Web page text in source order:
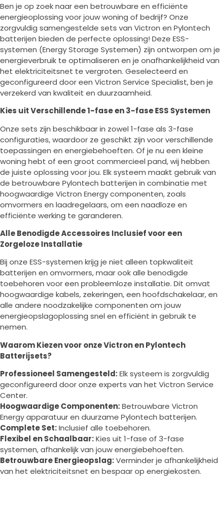
Ben je op zoek naar een betrouwbare en efficiënte
energieoplossing voor jouw woning of bedrijf? Onze
zorgvuldig samengestelde sets van Victron en Pylontech
batterijen bieden de perfecte oplossing! Deze ESS-
systemen (Energy Storage Systemen) zijn ontworpen om je
energieverbruik te optimaliseren en je onafhankelijkheid van
het elektriciteitsnet te vergroten. Geselecteerd en
geconfigureerd door een Victron Service Specialist, ben je
verzekerd van kwaliteit en duurzaamheid.
Kies uit Verschillende 1-fase en 3-fase ESS Systemen
Onze sets zijn beschikbaar in zowel 1-fase als 3-fase
configuraties, waardoor ze geschikt zijn voor verschillende
toepassingen en energiebehoeften. Of je nu een kleine
woning hebt of een groot commercieel pand, wij hebben
de juiste oplossing voor jou. Elk systeem maakt gebruik van
de betrouwbare Pylontech batterijen in combinatie met
hoogwaardige Victron Energy componenten, zoals
omvormers en laadregelaars, om een naadloze en
efficiënte werking te garanderen.
Alle Benodigde Accessoires Inclusief voor een
Zorgeloze Installatie
Bij onze ESS-systemen krijg je niet alleen topkwaliteit
batterijen en omvormers, maar ook alle benodigde
toebehoren voor een probleemloze installatie. Dit omvat
hoogwaardige kabels, zekeringen, een hoofdschakelaar, en
alle andere noodzakelijke componenten om jouw
energieopslagoplossing snel en efficiënt in gebruik te
nemen.
Waarom Kiezen voor onze Victron en Pylontech
Batterijsets?
Professioneel Samengesteld:Elk systeem is zorgvuldig
geconfigureerd door onze experts van het Victron Service
Center.
Hoogwaardige Componenten:Betrouwbare Victron
Energy apparatuur en duurzame Pylontech batterijen.
Complete Set:Inclusief alle toebehoren.
Flexibel en Schaalbaar:Kies uit 1-fase of 3-fase
systemen, afhankelijk van jouw energiebehoeften.
Betrouwbare Energieopslag:Verminder je afhankelijkheid
van het elektriciteitsnet en bespaar op energiekosten.